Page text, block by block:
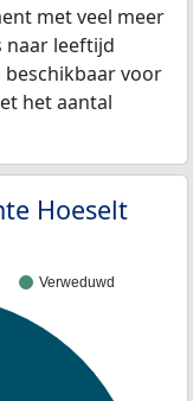
met veel meer
naar leeftijd
beschikbaar voor
het aantal
Hoeselt
Verweduwd